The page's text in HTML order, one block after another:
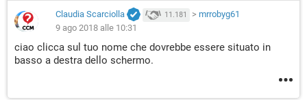
Claudia Scarciolla 11.181 > mrrobyg61
9 ago 2018 alle 10:31
ciao clicca sul tuo nome che dovrebbe essere situato in
basso a destra dello schermo.